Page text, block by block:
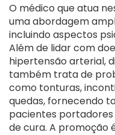
O médico que atua
uma abordagem
incluindo aspectos
Além de lidar com
hipertensão arterial,
também trata de
como tonturas,
quedas, fornecendo
pacientes portadores
de cura. A promoção